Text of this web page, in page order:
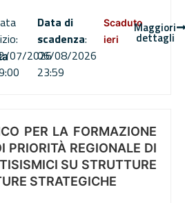
07/2026
Data di
scadenza:
06/08/2026
23:59
Scaduto
ieri
Maggiori
dettagli
PER LA FORMAZIONE
PRIORITÀ REGIONALE DI
SU STRUTTURE
STRATEGICHE